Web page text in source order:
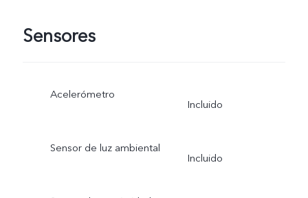
Sensores
Acelerómetro
Incluido
Sensor de luz ambiental
Incluido